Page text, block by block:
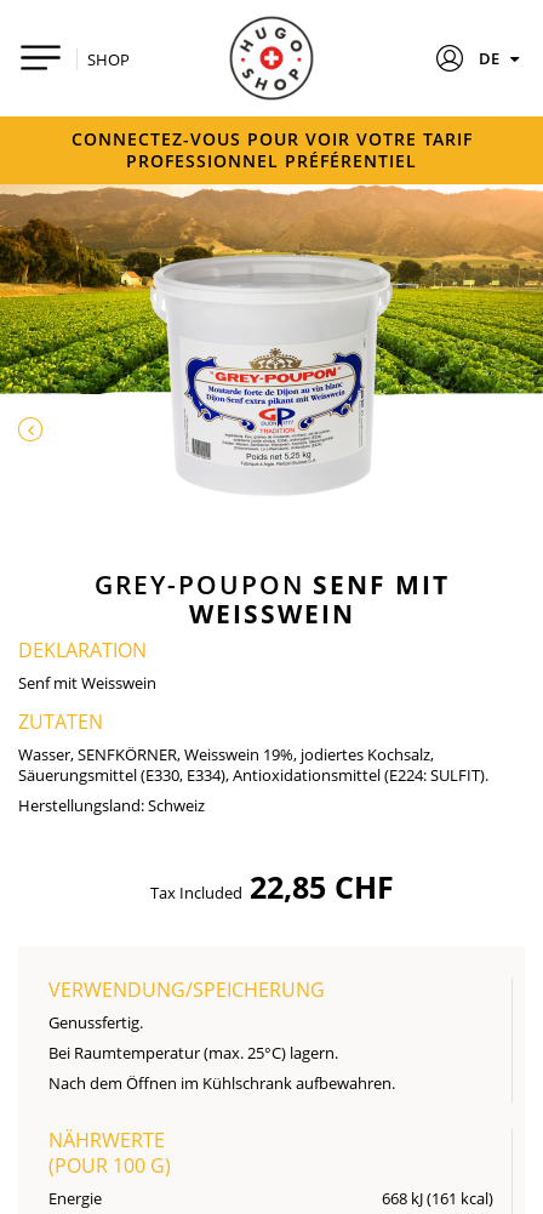
SHOP DE
CONNECTEZ-VOUS POUR VOIR VOTRE TARIF
PROFESSIONNEL PRÉFÉRENTIEL
GREY-POUPON SENF MIT
WEISSWEIN
DEKLARATION
Senf mit Weisswein
ZUTATEN
Wasser, SENFKÖRNER, Weisswein 19%, jodiertes Kochsalz,
Säuerungsmittel (E330, E334), Antioxidationsmittel (E224: SULFIT).
Herstellungsland:Schweiz
Tax Included 22,85 CHF
VERWENDUNG/SPEICHERUNG
Genussfertig.
Bei Raumtemperatur (max. 25°C) lagern.
Nach dem Öffnen im Kühlschrank aufbewahren.
NÄHRWERTE
(POUR 100 G)
Energie
668 kJ (161 kcal)